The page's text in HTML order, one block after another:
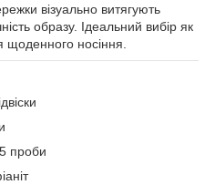
візуально витягують
образу. Ідеальний вибір як
щоденного носіння.
проби